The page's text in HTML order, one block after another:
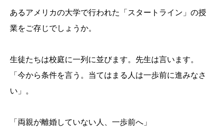
あるアメリカの大学で行われた「スタートライン」の授
業をご存じでしょうか。
生徒たちは校庭に一列に並びます。先生は言います。
「今から条件を言う。当てはまる人は一歩前に進みなさ
い」。
「両親が離婚していない人、一歩前へ」